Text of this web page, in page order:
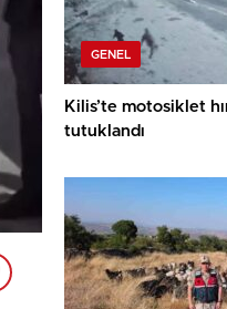
GENEL
Kilis’te motosiklet
tutuklandı